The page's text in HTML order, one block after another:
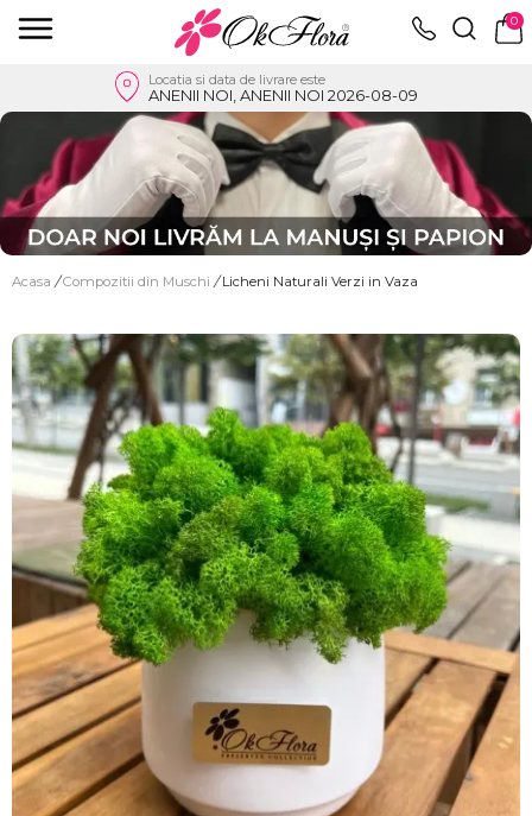
0
Locatia si data de livrare este
ANENII NOI, ANENII NOI 2026-08-09
Acasa / Compozitii din Muschi / Licheni Naturali Verzi in Vaza